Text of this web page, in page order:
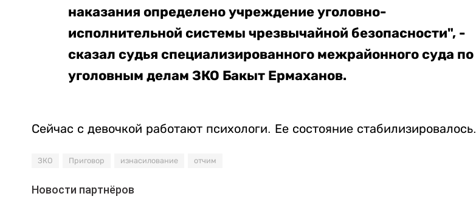
наказания определено учреждение уголовно-
исполнительной системы чрезвычайной безопасности", -
сказал судья специализированного межрайонного суда по
уголовным делам ЗКО Бакыт Ермаханов.
Сейчас с девочкой работают психологи. Ее состояние стабилизировалось.
ЗКО Приговор изнасилование отчим